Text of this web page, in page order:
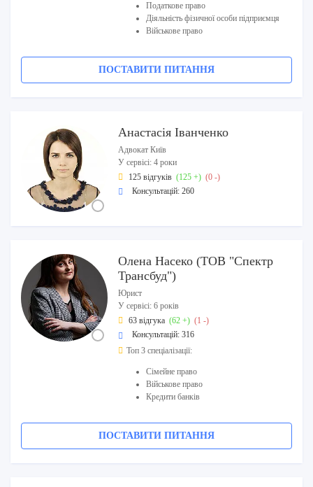
Податкове право
Діяльність фізичної особи підприємця
Військове право
ПОСТАВИТИ ПИТАННЯ
Анастасія Іванченко
Адвокат Київ
У сервісі: 4 роки
125 відгуків (125 +) (0 -)
Консультацій: 260
Олена Насеко (ТОВ "Спектр
Трансбуд")
Юрист
У сервісі: 6 років
63 відгука (62 +) (1 -)
Консультацій: 316
Топ 3 спеціалізації:
Сімейне право
Військове право
Кредити банків
ПОСТАВИТИ ПИТАННЯ